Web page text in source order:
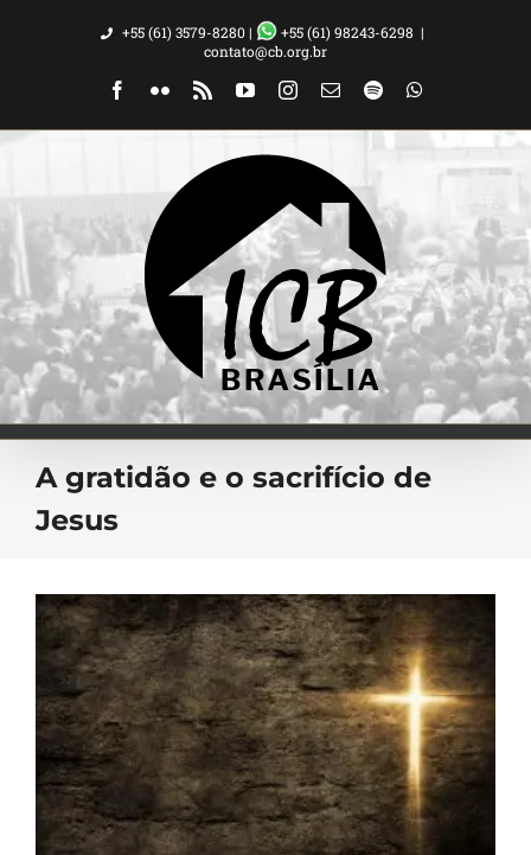
+55 (61) 3579-8280 | +55 (61) 98243-6298 |
contato@cb.org.br
Facebook
FlickrRss YouTubeInstagram
EmailSpotify
A gratidão e o sacrifício de
Jesus
A gratidão e o sacrifício de Jesus